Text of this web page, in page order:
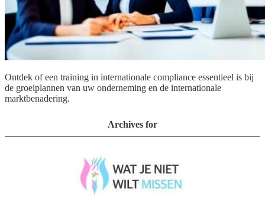
Ontdek of een training in internationale compliance essentieel is bij
de groeiplannen van uw onderneming en de internationale
marktbenadering.
Archives for